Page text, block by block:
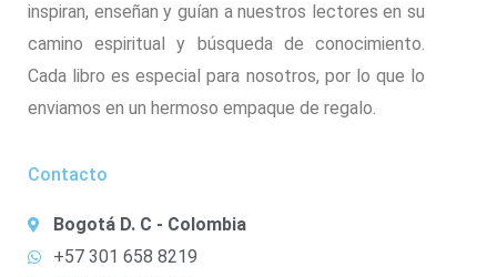
inspiran, enseñan y guían a nuestros lectores en su
camino espiritual y búsqueda de conocimiento.
Cada libro es especial para nosotros, por lo que lo
enviamos en un hermoso empaque de regalo.
Contacto
Bogotá D. C - Colombia
+57 301 658 8219